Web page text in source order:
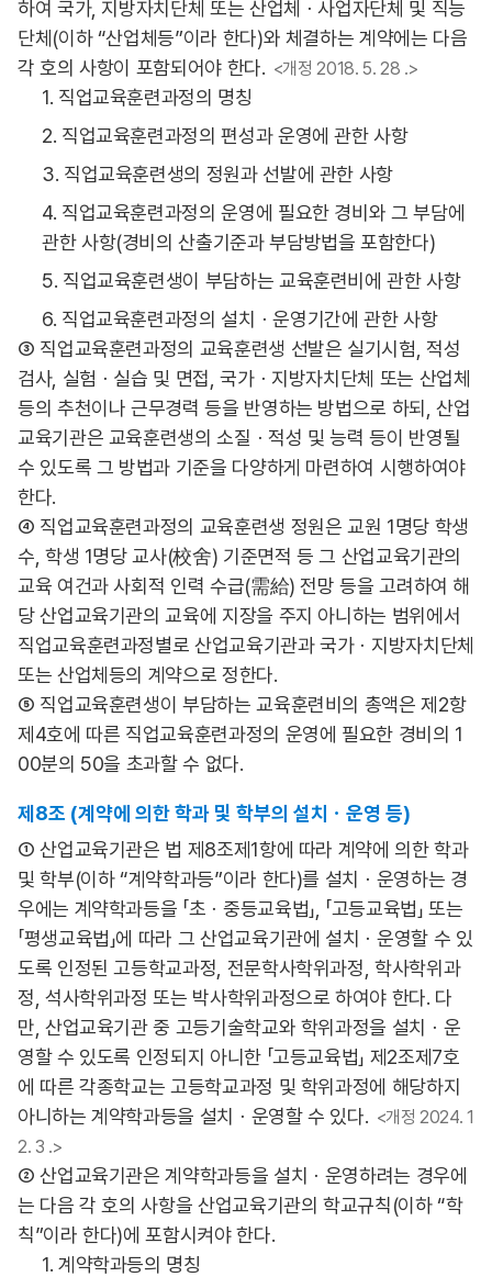
하여 국가, 지방자치단체 또는 산업체ㆍ사업자단체 및 직능
단체(이하 “산업체등”이라 한다)와 체결하는 계약에는 다음
각 호의 사항이 포함되어야 한다. <개정 2018. 5. 28 .>
1. 직업교육훈련과정의 명칭
2. 직업교육훈련과정의 편성과 운영에 관한 사항
3. 직업교육훈련생의 정원과 선발에 관한 사항
4. 직업교육훈련과정의 운영에 필요한 경비와 그 부담에
관한 사항(경비의 산출기준과 부담방법을 포함한다)
5. 직업교육훈련생이 부담하는 교육훈련비에 관한 사항
6. 직업교육훈련과정의 설치ㆍ운영기간에 관한 사항
③ 직업교육훈련과정의 교육훈련생 선발은 실기시험, 적성
검사, 실험ㆍ실습 및 면접, 국가ㆍ지방자치단체 또는 산업체
등의 추천이나 근무경력 등을 반영하는 방법으로 하되, 산업
교육기관은 교육훈련생의 소질ㆍ적성 및 능력 등이 반영될
수 있도록 그 방법과 기준을 다양하게 마련하여 시행하여야
한다.
④ 직업교육훈련과정의 교육훈련생 정원은 교원 1명당 학생
수, 학생 1명당 교사(校舍) 기준면적 등 그 산업교육기관의
교육 여건과 사회적 인력 수급(需給) 전망 등을 고려하여 해
당 산업교육기관의 교육에 지장을 주지 아니하는 범위에서
직업교육훈련과정별로 산업교육기관과 국가ㆍ지방자치단체
또는 산업체등의 계약으로 정한다.
⑤ 직업교육훈련생이 부담하는 교육훈련비의 총액은 제2항
제4호에 따른 직업교육훈련과정의 운영에 필요한 경비의 1
00분의 50을 초과할 수 없다.
제8조 (계약에 의한 학과 및 학부의 설치ㆍ운영 등)
① 산업교육기관은 법 제8조제1항에 따라 계약에 의한 학과
및 학부(이하 “계약학과등”이라 한다)를 설치ㆍ운영하는 경
우에는 계약학과등을 「초ㆍ중등교육법」, 「고등교육법」 또는
「평생교육법」에 따라 그 산업교육기관에 설치ㆍ운영할 수 있
도록 인정된 고등학교과정, 전문학사학위과정, 학사학위과
정, 석사학위과정 또는 박사학위과정으로 하여야 한다. 다
만, 산업교육기관 중 고등기술학교와 학위과정을 설치ㆍ운
영할 수 있도록 인정되지 아니한 「고등교육법」 제2조제7호
에 따른 각종학교는 고등학교과정 및 학위과정에 해당하지
아니하는 계약학과등을 설치ㆍ운영할 수 있다. <개정 2024. 1
2. 3 .>
② 산업교육기관은 계약학과등을 설치ㆍ운영하려는 경우에
는 다음 각 호의 사항을 산업교육기관의 학교규칙(이하 “학
칙”이라 한다)에 포함시켜야 한다.
1. 계약학과등의 명칭